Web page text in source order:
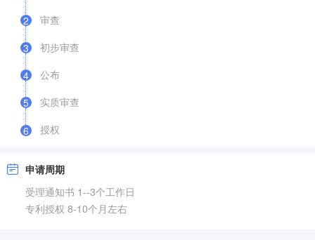
2
审查
3
初步审查
4
公布
5
实质审查
6 授权
申请周期
受理通知书 1--3个工作日
专利授权 8-10个月左右